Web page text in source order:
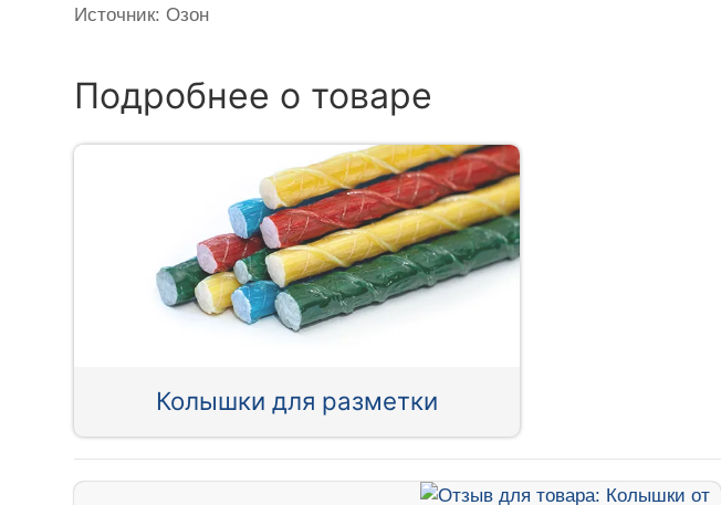
Источник: Озон
Подробнее о товаре
Колышки для разметки